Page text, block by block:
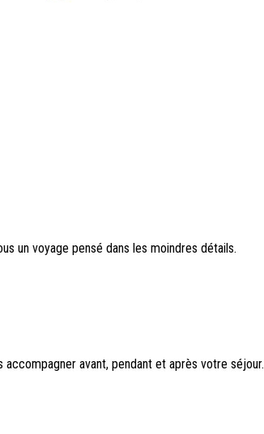
un voyage pensé dans les moindres détails.
avant, pendant et après votre séjour.